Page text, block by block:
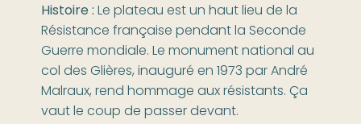
Histoire :Le plateau est un haut lieu de la
Résistance française pendant la Seconde
Guerre mondiale. Le monument national au
col des Glières, inauguré en 1973 par André
Malraux, rend hommage aux résistants. Ça
vaut le coup de passer devant.